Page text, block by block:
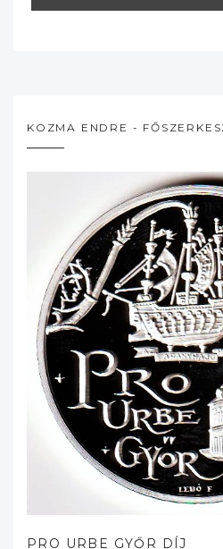
KOZMA ENDRE -
PRO URBE GYŐR DÍJ